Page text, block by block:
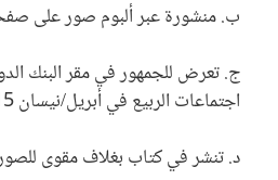
ب‌. منشورة عبر ألبوم صور على
ج. تعرض للجمهور في مقر البنك
اجتماعات الربيع في أبريل/نيسان 2015
د. تنشر في كتاب بغلاف مقوى للصور